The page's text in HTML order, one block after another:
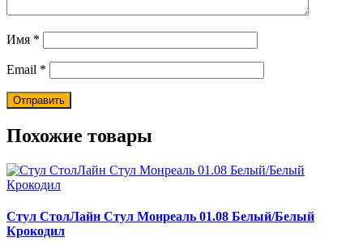
Имя *
Email *
Похожие товары
Стул СтолЛайн Стул Монреаль 01.08 Белый/Белый
Крокодил